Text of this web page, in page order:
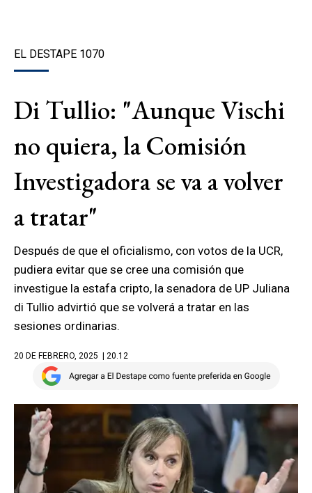
EL DESTAPE 1070
Di Tullio: "Aunque Vischi
no quiera, la Comisión
Investigadora se va a volver
a tratar"
Después de que el oficialismo, con votos de la UCR,
pudiera evitar que se cree una comisión que
investigue la estafa cripto, la senadora de UP Juliana
di Tullio advirtió que se volverá a tratar en las
sesiones ordinarias.
20 DE FEBRERO, 2025 | 20.12